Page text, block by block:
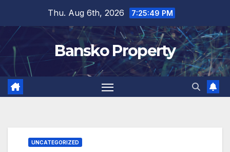
content
Thu. Aug 6th, 2026 7:25:50 PM
Bansko Property
UNCATEGORIZED